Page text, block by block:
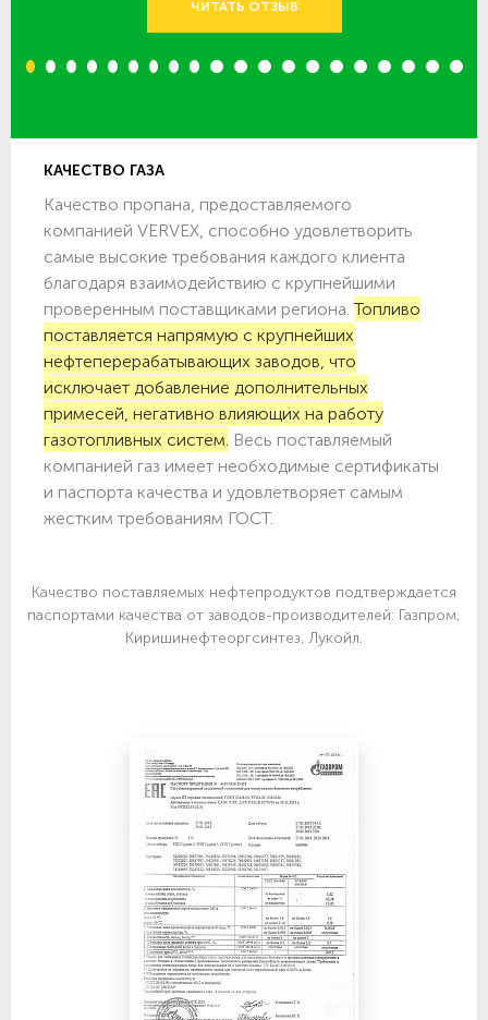
ЧИТАТЬ ОТЗЫВ
1 2 3 4 5 6 7 8 9 10 11 12 13 14 15 16 17 18 19 20
КАЧЕСТВО ГАЗА
Качество пропана, предоставляемого
компанией VERVEX, способно удовлетворить
самые высокие требования каждого клиента
благодаря взаимодействию с крупнейшими
проверенным поставщиками региона.Топливо
поставляется напрямую с крупнейших
нефтеперерабатывающих заводов, что
исключает добавление дополнительных
примесей, негативно влияющих на работу
газотопливных систем. Весь поставляемый
компанией газ имеет необходимые сертификаты
и паспорта качества и удовлетворяет самым
жестким требованиям ГОСТ.
Качество поставляемых нефтепродуктов подтверждается
паспортами качества от заводов-производителей: Газпром,
Киришинефтеоргсинтез, Лукойл.